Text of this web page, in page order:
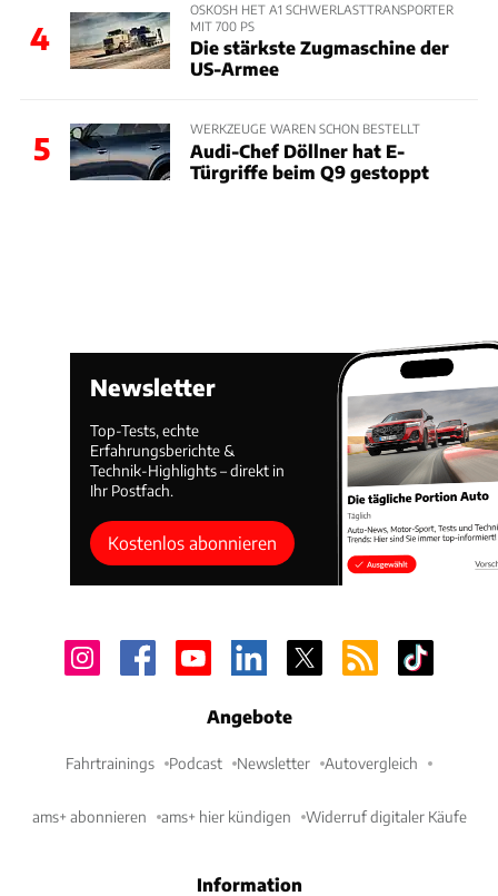
4
OSKOSH HET A1 SCHWERLASTTRANSPORTER
MIT 700 PS
Die stärkste Zugmaschine der
US-Armee
5
WERKZEUGE WAREN SCHON BESTELLT
Audi-Chef Döllner hat E-
Türgriffe beim Q9 gestoppt
Newsletter
Top-Tests, echte
Erfahrungsberichte &
Technik-Highlights – direkt in
Ihr Postfach.
Kostenlos abonnieren
Angebote
Fahrtrainings Podcast Newsletter Autovergleich
ams+ abonnieren ams+ hier kündigen Widerruf digitaler Käufe
Information